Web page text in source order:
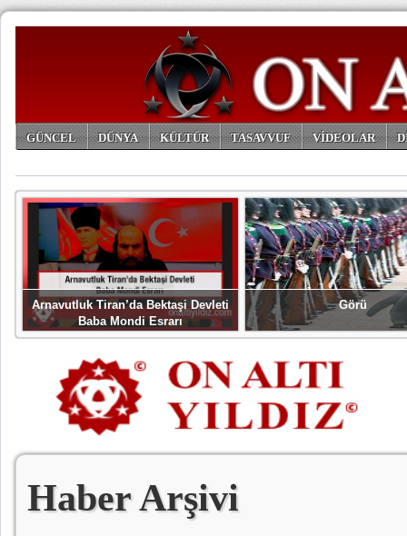
GÜNCEL DÜNYA KÜLTÜR TASAVVUF VİDEOLAR
Arnavutluk Tiran’da Bektaşi Devleti
Baba Mondi Esrarı
Görü
Haber Arşivi